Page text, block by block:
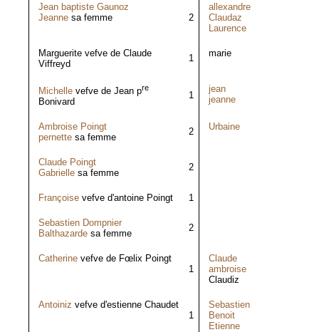
Jean baptiste Gaunoz
Jeanne sa femme 2
allexandre
Claudaz
Laurence
Marguerite vefve de Claude
Viffreyd
1 marie
Michelle vefve de Jean pre
Bonivard
1
jean
jeanne
Ambroise Poingt
pernette sa femme
2 Urbaine
Claude Poingt
Gabrielle sa femme
2
Françoise vefve d'antoine Poingt 1
Sebastien Dompnier
Balthazarde sa femme
2
Catherine vefve de Fœlix Poingt
1
Claude
ambroise
Claudiz
Antoiniz vefve d'estienne Chaudet
1
Sebastien
Benoit
Etienne